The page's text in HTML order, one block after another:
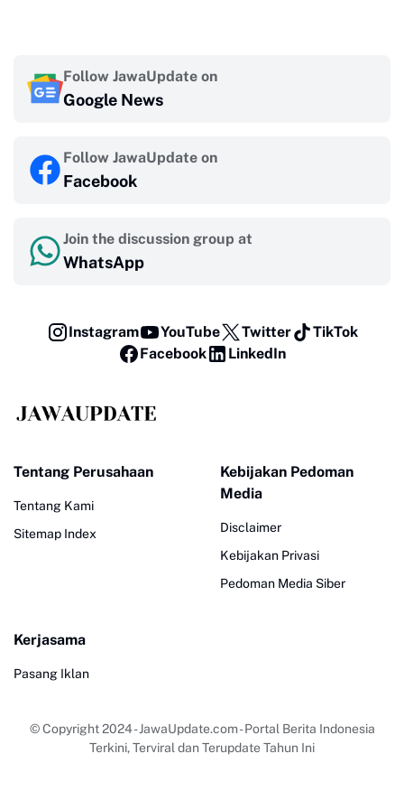
Follow JawaUpdate on
Google News
Follow JawaUpdate on
Facebook
Join the discussion group at
WhatsApp
Instagram YouTube Twitter
TikTok
Facebook
LinkedIn
Tentang Perusahaan
Tentang Kami
Sitemap Index
Kebijakan Pedoman
Media
Disclaimer
Kebijakan Privasi
Pedoman Media Siber
Kerjasama
Pasang Iklan
© Copyright 2024-JawaUpdate.com - Portal Berita Indonesia
Terkini, Terviral dan Terupdate Tahun Ini